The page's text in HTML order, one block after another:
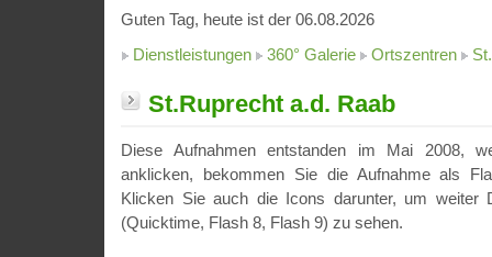
Guten Tag, heute ist der 06.08.2026
Dienstleistungen
360° Galerie Ortszentren
St.Ruprecht a.d. Raab
Diese Aufnahmen entstanden im Mai 2008,
anklicken, bekommen Sie die Aufnahme als
Klicken Sie auch die Icons darunter, um weiter
(Quicktime, Flash 8, Flash 9) zu sehen.